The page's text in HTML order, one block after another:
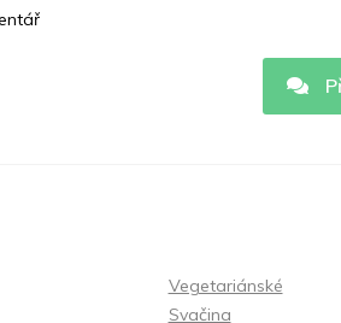
Vegetariánské
Svačina